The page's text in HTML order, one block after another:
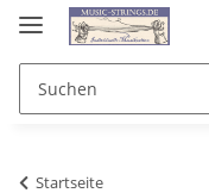
Startseite